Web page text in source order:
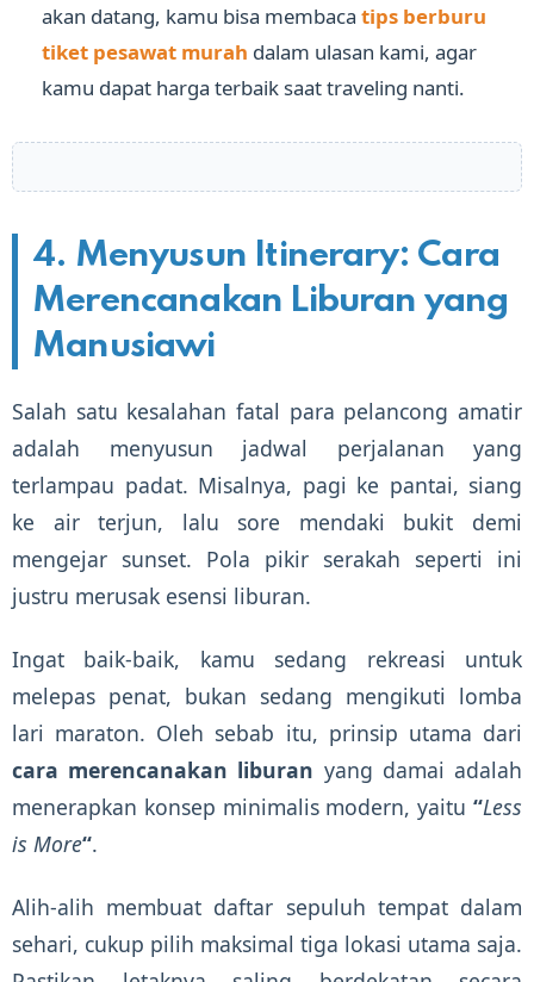
akan datang, kamu bisa membaca tips berburu
tiket pesawat murah dalam ulasan kami, agar
kamu dapat harga terbaik saat traveling nanti.
4. Menyusun Itinerary: Cara
Merencanakan Liburan yang
Manusiawi
Salah satu kesalahan fatal para pelancong amatir
adalah menyusun jadwal perjalanan yang
terlampau padat. Misalnya, pagi ke pantai, siang
ke air terjun, lalu sore mendaki bukit demi
mengejar sunset. Pola pikir serakah seperti ini
justru merusak esensi liburan.
Ingat baik-baik, kamu sedang rekreasi untuk
melepas penat, bukan sedang mengikuti lomba
lari maraton. Oleh sebab itu, prinsip utama dari
cara merencanakan liburan yang damai adalah
menerapkan konsep minimalis modern, yaitu “Less
is More“.
Alih-alih membuat daftar sepuluh tempat dalam
sehari, cukup pilih maksimal tiga lokasi utama saja.